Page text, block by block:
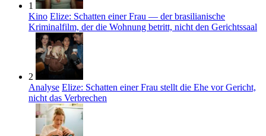
1
Kino Elize: Schatten einer Frau — der brasilianische
Kriminalfilm, der die Wohnung betritt, nicht den Gerichtssaal
2
Analyse Elize: Schatten einer Frau stellt die Ehe vor Gericht,
nicht das Verbrechen